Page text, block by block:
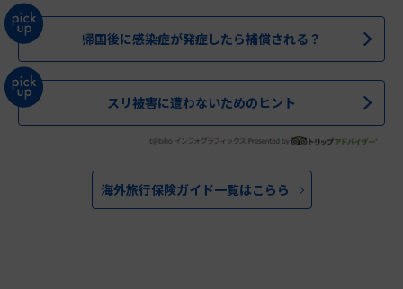
帰国後に感染症が発症したら補償される？
スリ被害に遭わないためのヒント
海外旅行保険ガイド一覧はこらら